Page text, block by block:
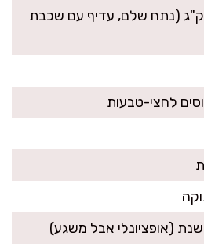
1.8–2.2 ק"ג (נתח שלם, עדיף עם שכבת